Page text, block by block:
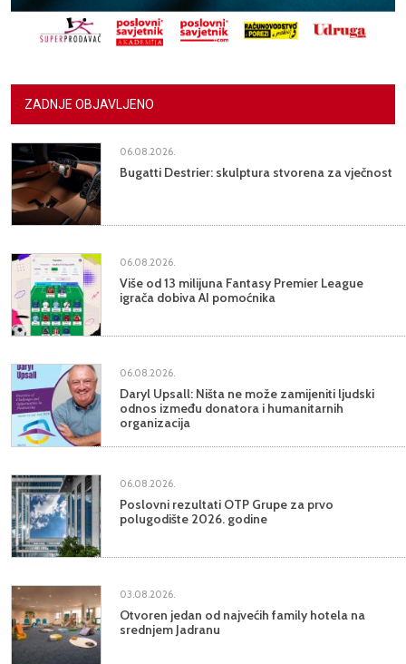
ZADNJE OBJAVLJENO
06.08.2026.
Bugatti Destrier: skulptura stvorena za vječnost
06.08.2026.
Više od 13 milijuna Fantasy Premier League
igrača dobiva AI pomoćnika
06.08.2026.
Daryl Upsall: Ništa ne može zamijeniti ljudski
odnos između donatora i humanitarnih
organizacija
06.08.2026.
Poslovni rezultati OTP Grupe za prvo
polugodište 2026. godine
03.08.2026.
Otvoren jedan od najvećih family hotela na
srednjem Jadranu